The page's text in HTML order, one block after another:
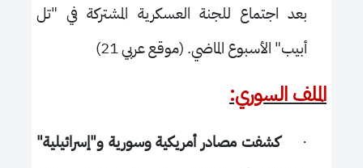
بعد اجتماع للجنة العسكرية المشتركة في "تل
أبيب" الأسبوع الماضي. (موقع عربي 21)
الملف السوري:
·كشفت مصادر أمريكية وسورية و"إسرائيلية"